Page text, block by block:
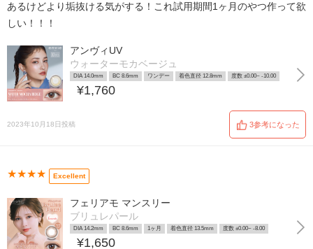
あるけどより垢抜ける気がする！これ試用期間1ヶ月のやつ作って欲
しい！！！
アンヴィUV
ウォーターモカベージュ
DIA 14.0mm BC 8.6mm ワンデー 着色直径 12.8mm 度数 ±0.00~ -10.00
¥1,760
2023年10月18日投稿 3参考になった
★★★★ Excellent
フェリアモ マンスリー
ブリュレパール
DIA 14.2mm BC 8.6mm 1ヶ月 着色直径 13.5mm 度数 ±0.00~ -8.00
¥1,650